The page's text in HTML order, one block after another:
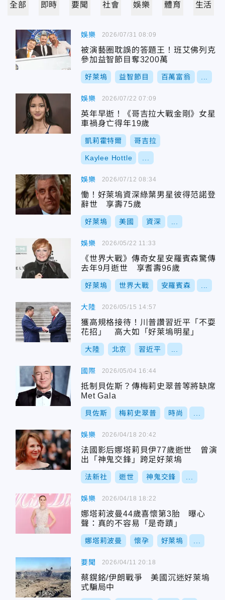
全部 即時 要聞 社會 娛樂 體育 生活
娛樂
被演藝圈耽誤的答題王！班艾佛列克
參加益智節目奪3200萬
好萊塢 益智節目 百萬富翁
2026/07/31 08:09
娛樂
英年早逝！《哥吉拉大戰金剛》女星
車禍身亡得年19歲
凱莉霍特爾 哥吉拉
Kaylee Hottle
2026/07/22 07:09
娛樂
慟！好萊塢資深綠葉男星彼得范諾登
辭世 享壽75歲
好萊塢 美國 資深
2026/07/12 08:34
娛樂
《世界大戰》傳奇女星安羅賓森驚傳
去年9月逝世 享耆壽96歲
好萊塢 世界大戰 安羅賓森
2026/05/22 11:33
大陸
獲高規格接待！川普讚習近平「不耍
花招」 高大如「好萊塢明星」
大陸 北京 習近平
2026/05/15 14:57
國際
抵制貝佐斯？傳梅莉史翠普等將缺席
Met Gala
貝佐斯 梅莉史翠普 時尚
2026/05/04 16:44
娛樂
法國影后娜塔莉貝伊77歲逝世 曾演
出「神鬼交鋒」跨足好萊塢
法新社 逝世 神鬼交鋒
2026/04/18 20:42
娛樂
娜塔莉波曼44歲喜懷第3胎 曝心
聲：真的不容易「是奇蹟」
娜塔莉波曼 懷孕 好萊塢
2026/04/18 18:22
要聞
蔡鎤銘/伊朗戰爭 美國沉迷好萊塢
式騙局中
2026/04/11 20:18